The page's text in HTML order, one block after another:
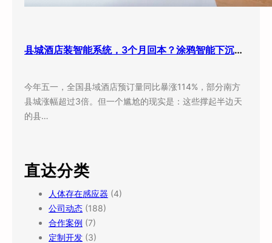
县城酒店装智能系统，3个月回本？涂鸦智能下沉市场打法曝光
今年五一，全国县域酒店预订量同比暴涨114%，部分南方
县城涨幅超过3倍。但一个尴尬的现实是：这些撑起半边天
的县…
直达分类
人体存在感应器 (4)
公司动态 (188)
合作案例 (7)
定制开发 (3)